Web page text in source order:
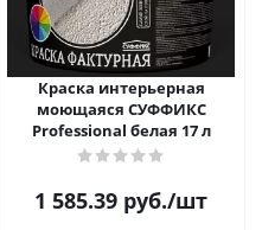
Краска интерьерная
моющаяся СУФФИКС
Professional белая 17 л
1 585.39 руб./шт